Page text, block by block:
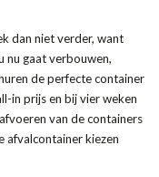
dan niet verder, want
nu gaat verbouwen,
de perfecte container
in prijs en bij vier weken
van de containers
afvalcontainer kiezen